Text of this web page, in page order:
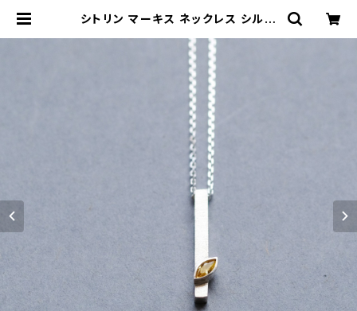
シトリン マーキス ネックレス シルバ
ス | cloud-blue